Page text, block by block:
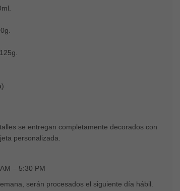
se entregan completamente decorados con
personalizada.
– 5:30 PM
serán procesados el siguiente día hábil.